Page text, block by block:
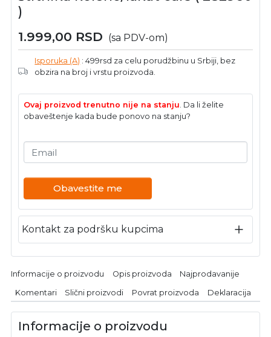
)
1.999,00 RSD (sa PDV-om)
Isporuka (A) : 499rsd za celu porudžbinu u Srbiji, bez
obzira na broj i vrstu proizvoda.
Ovaj proizvod trenutno nije na stanju . Da li želite
obaveštenje kada bude ponovo na stanju?
Email
Obavestite me
Kontakt za podršku kupcima
Informacije o proizvodu Opis proizvoda Najprodavanije
Komentari Slični proizvodi Povrat proizvoda Deklaracija
Informacije o proizvodu